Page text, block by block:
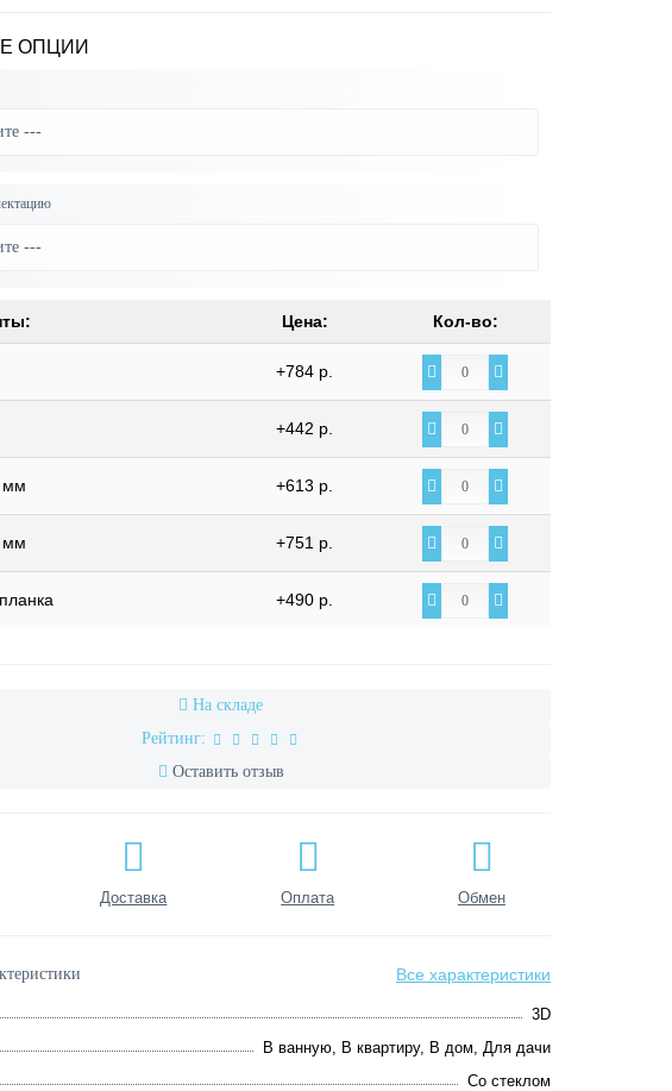
ОПЦИИ
Цена: Кол-во:
+784 р.
+442 р.
мм +613 р.
мм +751 р.
+490 р.
На складе
Рейтинг:
Оставить отзыв
Доставка Оплата Обмен
Все характеристики
3D
В ванную, В квартиру, В дом, Для дачи
Со стеклом